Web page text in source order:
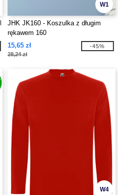
W1
JHK JK160 - Koszulka z długim
rękawem 160
15,65 zł
28,24 zł
-45%
W4